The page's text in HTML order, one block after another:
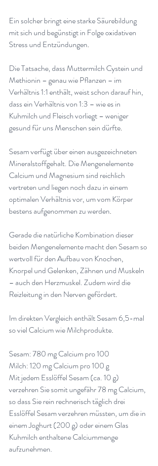
Ein solcher bringt eine starke Säurebildung
mit sich und begünstigt in Folge oxidativen
Stress und Entzündungen.
Die Tatsache, dass Muttermilch Cystein und
Methionin – genau wie Pflanzen – im
Verhältnis 1:1 enthält, weist schon darauf hin,
dass ein Verhältnis von 1:3 – wie es in
Kuhmilch und Fleisch vorliegt – weniger
gesund für uns Menschen sein dürfte.
Sesam verfügt über einen ausgezeichneten
Mineralstoffgehalt. Die Mengenelemente
Calcium und Magnesium sind reichlich
vertreten und liegen noch dazu in einem
optimalen Verhältnis vor, um vom Körper
bestens aufgenommen zu werden.
Gerade die natürliche Kombination dieser
beiden Mengenelemente macht den Sesam so
wertvoll für den Aufbau von Knochen,
Knorpel und Gelenken, Zähnen und Muskeln
– auch den Herzmuskel. Zudem wird die
Reizleitung in den Nerven gefördert.
Im direkten Vergleich enthält Sesam 6,5-mal
so viel Calcium wie Milchprodukte.
Sesam: 780 mg Calcium pro 100
Milch: 120 mg Calcium pro 100 g
Mit jedem Esslöffel Sesam (ca. 10 g)
verzehren Sie somit ungefähr 78 mg Calcium,
so dass Sie rein rechnerisch täglich drei
Esslöffel Sesam verzehren müssten, um die in
einem Joghurt (200 g) oder einem Glas
Kuhmilch enthaltene Calciummenge
aufzunehmen.